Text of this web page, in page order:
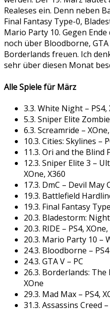
Realeses ein. Denn neben
Final Fantasy Type-0,
Mario Party 10. Gegen
noch über Bloodborne,
Borderlands freuen. Ich
sehr über diesen Monat
Alle Spiele für März
3.3. White Night – PS4,
5.3. Sniper Elite
6.3. Screamride –
10.3. Cities: Skylines –
11.3. Ori and the Blind
12.3. Sniper Elite 3 –
XOne, X360
17.3. DmC – Devil May
19.3. Battlefield
19.3. Final Fantasy
20.3. Bladestorm:
20.3. RIDE – PS4, XOne,
20.3. Mario Party 10 –
24.3. Bloodborne – PS4
24.3. GTA V – PC
26.3. Borderlands: The
XOne
29.3. Mad Max – PS4,
31.3. Assassins Creed